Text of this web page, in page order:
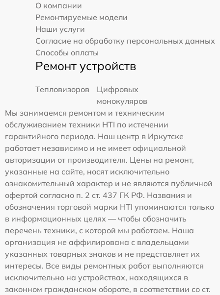
О компании
Ремонтируемые модели
Наши услуги
Согласие на обработку персональных данных
Способы оплаты
Ремонт устройств
Тепловизоров
Цифровых
монокуляров
Мы занимаемся ремонтом и техническим
обслуживанием техники HTI по истечении
гарантийного периода. Наш центр в Иркутске
работает независимо и не имеет официальной
авторизации от производителя. Цены на ремонт,
указанные на сайте, носят исключительно
ознакомительный характер и не являются публичной
офертой согласно п. 2 ст. 437 ГК РФ. Названия и
обозначения торговой марки HTI упоминаются только
в информационных целях — чтобы обозначить
перечень техники, с которой мы работаем. Наша
организация не аффилирована с владельцами
указанных товарных знаков и не представляет их
интересы. Все виды ремонтных работ выполняются
исключительно на устройствах, находящихся в
законном гражданском обороте, в соответствии со ст.